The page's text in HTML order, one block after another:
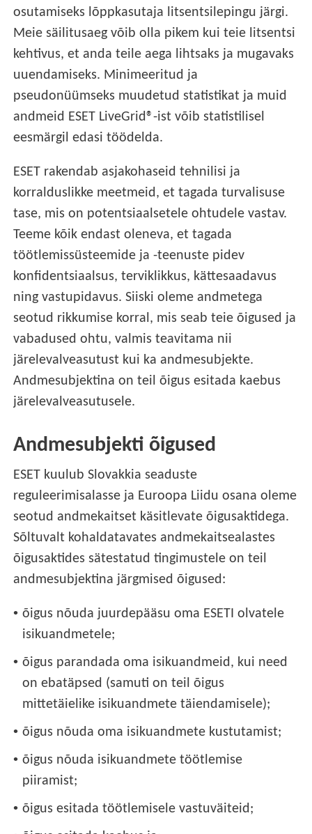
osutamiseks lõppkasutaja litsentsilepingu järgi.
Meie säilitusaeg võib olla pikem kui teie litsentsi
kehtivus, et anda teile aega lihtsaks ja mugavaks
uuendamiseks. Minimeeritud ja
pseudonüümseks muudetud statistikat ja muid
andmeid ESET LiveGrid®-ist võib statistilisel
eesmärgil edasi töödelda.
ESET rakendab asjakohaseid tehnilisi ja
korralduslikke meetmeid, et tagada turvalisuse
tase, mis on potentsiaalsetele ohtudele vastav.
Teeme kõik endast oleneva, et tagada
töötlemissüsteemide ja -teenuste pidev
konfidentsiaalsus, terviklikkus, kättesaadavus
ning vastupidavus. Siiski oleme andmetega
seotud rikkumise korral, mis seab teie õigused ja
vabadused ohtu, valmis teavitama nii
järelevalveasutust kui ka andmesubjekte.
Andmesubjektina on teil õigus esitada kaebus
järelevalveasutusele.
Andmesubjekti õigused
ESET kuulub Slovakkia seaduste
reguleerimisalasse ja Euroopa Liidu osana oleme
seotud andmekaitset käsitlevate õigusaktidega.
Sõltuvalt kohaldatavates andmekaitsealastes
õigusaktides sätestatud tingimustele on teil
andmesubjektina järgmised õigused:
• õigus nõuda juurdepääsu oma ESETI olvatele
isikuandmetele;
• õigus parandada oma isikuandmeid, kui need
on ebatäpsed (samuti on teil õigus
mittetäielike isikuandmete täiendamisele);
• õigus nõuda oma isikuandmete kustutamist;
• õigus nõuda isikuandmete töötlemise
piiramist;
• õigus esitada töötlemisele vastuväiteid;